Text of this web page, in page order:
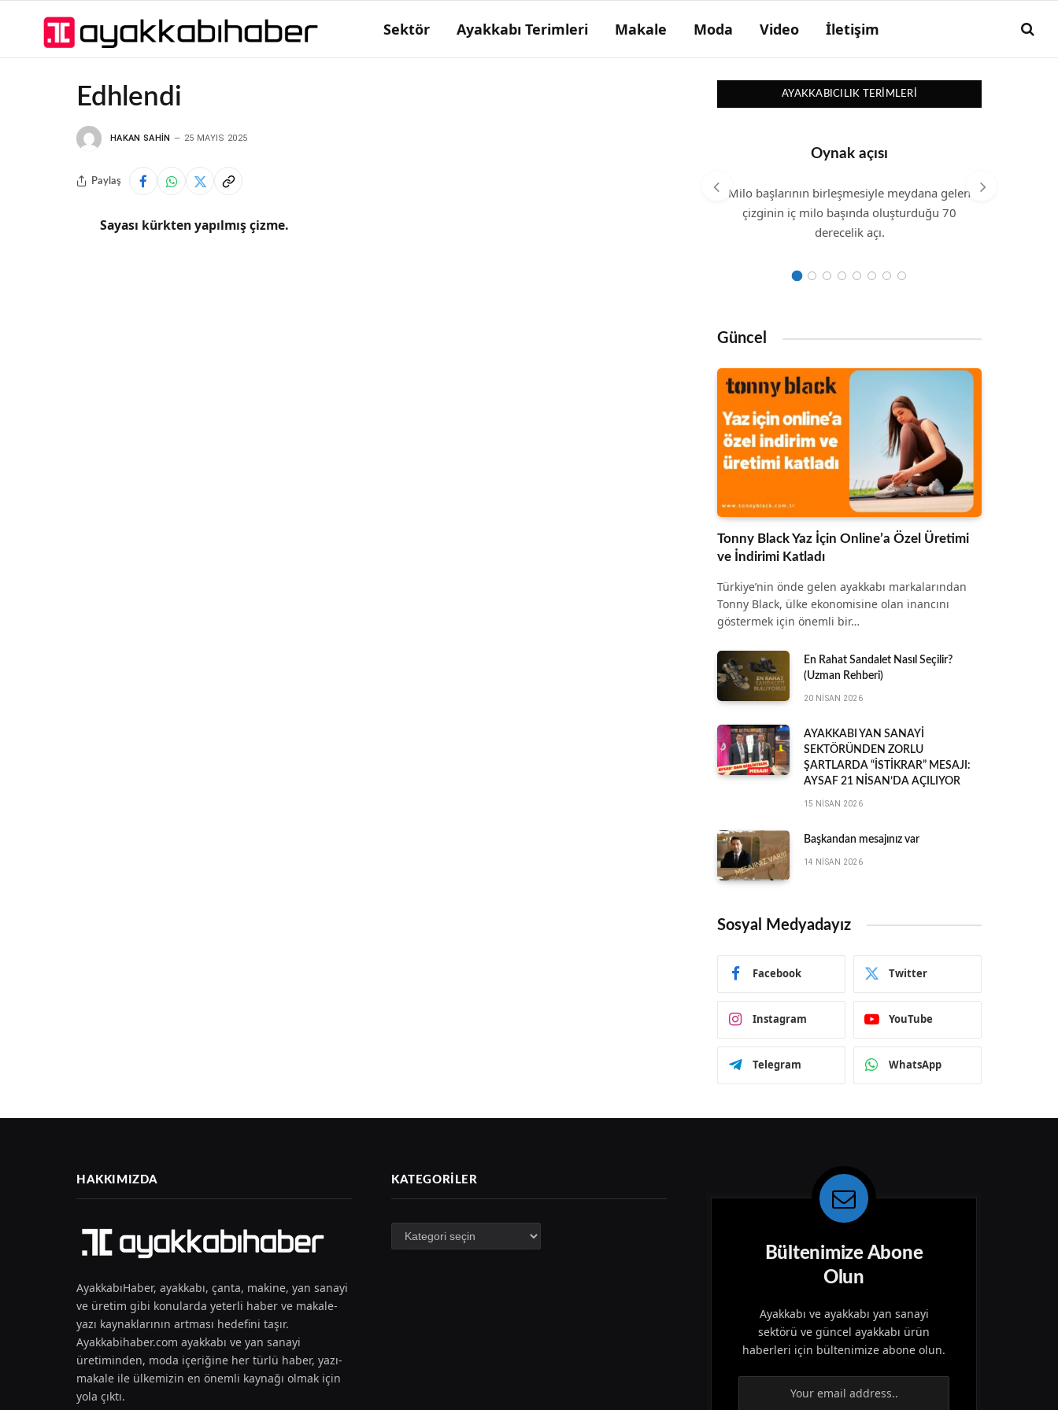
Sektör Ayakkabı Terimleri Makale Moda Video İletişim
Edhlendi
HAKAN SAHIN 25 MAYIS 2025
Paylaş
Sayası kürkten yapılmış çizme.
AYAKKABICILIK TERIMLERI
Oynak açısı
Milo başlarının birleşmesiyle meydana gelen
çizginin iç milo başında oluşturduğu 70
derecelik açı.
Güncel
Tonny Black Yaz İçin Online’a Özel Üretimi
ve İndirimi Katladı
Türkiye’nin önde gelen ayakkabı markalarından
Tonny Black, ülke ekonomisine olan inancını
göstermek için önemli bir…
En Rahat Sandalet Nasıl Seçilir?
(Uzman Rehberi)
20 NISAN 2026
AYAKKABI YAN SANAYİ
SEKTÖRÜNDEN ZORLU
ŞARTLARDA “İSTİKRAR” MESAJI:
AYSAF 21 NİSAN’DA AÇILIYOR
15 NISAN 2026
Başkandan mesajınız var
14 NISAN 2026
Sosyal Medyadayız
Facebook Twitter
Instagram YouTube
Telegram WhatsApp
HAKKIMIZDA
AyakkabıHaber, ayakkabı, çanta, makine, yan sanayi
ve üretim gibi konularda yeterli haber ve makale-
yazı kaynaklarının artması hedefini taşır.
Ayakkabihaber.com ayakkabı ve yan sanayi
üretiminden, moda içeriğine her türlü haber, yazı-
makale ile ülkemizin en önemli kaynağı olmak için
yola çıktı.
KATEGORILER
Kategoriler
Bültenimize Abone
Olun
Ayakkabı ve ayakkabı yan sanayi
sektörü ve güncel ayakkabı ürün
haberleri için bültenimize abone olun.